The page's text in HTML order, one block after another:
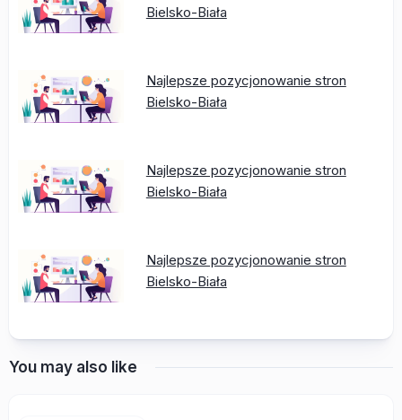
Bielsko-Biała
Najlepsze pozycjonowanie stron
Bielsko-Biała
Najlepsze pozycjonowanie stron
Bielsko-Biała
Najlepsze pozycjonowanie stron
Bielsko-Biała
You may also like